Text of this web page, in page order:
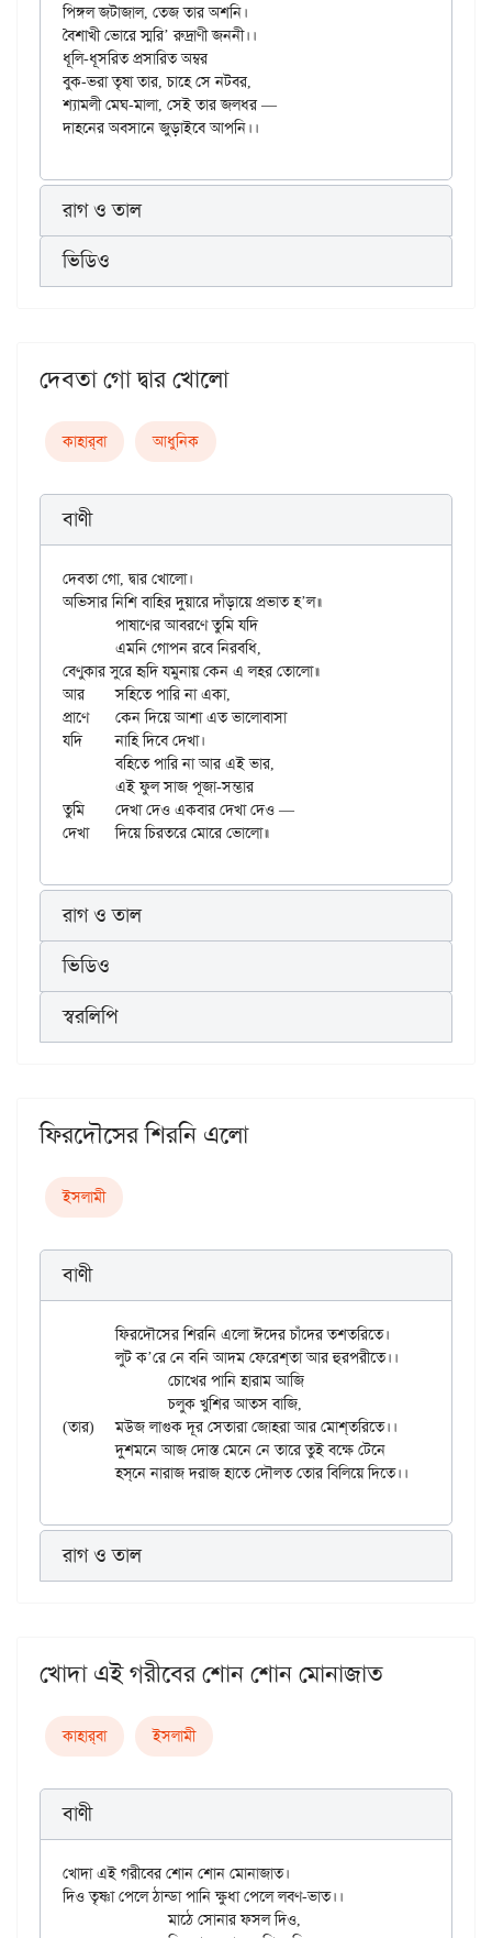
পিঙ্গল জটাজাল, তেজ তার অশনি।
বৈশাখী ভোরে স্মরি’ রুদ্রাণী জননী।।
ধূলি-ধূসরিত প্রসারিত অম্বর
বুক-ভরা তৃষা তার, চাহে সে নটবর,
শ্যামলী মেঘ-মালা, সেই তার জলধর —
রাগ ও তাল
ভিডিও
দেবতা গো দ্বার খোলো
কাহার্‌বা আধুনিক
বাণী
দেবতা গো, দ্বার খোলো।
অভিসার নিশি বাহির দুয়ারে দাঁড়ায়ে প্রভাত হ’ল॥
বেণুকার সুরে হৃদি যমুনায় কেন এ লহর তোলো॥
আর	সহিতে পারি না একা,
প্রাণে	কেন দিয়ে আশা এত ভালোবাসা
যদি	নাহি দিবে দেখা।
	বহিতে পারি না আর এই ভার,
তুমি	দেখা দেও একবার দেখা দেও —
রাগ ও তাল
ভিডিও
স্বরলিপি
ফিরদৌসের শিরনি এলো
ইসলামী
বাণী
	ফিরদৌসের শিরনি এলো ঈদের চাঁদের তশতরিতে।
	লুট ক’রে নে বনি আদম ফেরেশ্‌তা আর হুরপরীতে।।
		চলুক খুশির আতস বাজি,
(তার)	মউজ লাগুক দূর সেতারা জোহরা আর মোশ্‌তরিতে।।
	দুশমনে আজ দোস্ত মেনে নে তারে তুই বক্ষে টেনে
রাগ ও তাল
খোদা এই গরীবের শোন শোন মোনাজাত
কাহার্‌বা ইসলামী
বাণী
খোদা এই গরীবের শোন শোন মোনাজাত।
দিও তৃষ্ণা পেলে ঠান্ডা পানি ক্ষুধা পেলে লবণ-ভাত।।
		মাঠে সোনার ফসল দিও,